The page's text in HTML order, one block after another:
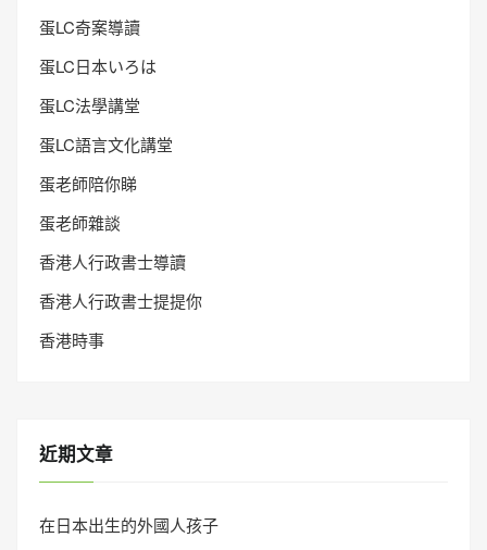
蛋LC奇案導讀
蛋LC日本いろは
蛋LC法學講堂
蛋LC語言文化講堂
蛋老師陪你睇
蛋老師雜談
香港人行政書士導讀
香港人行政書士提提你
香港時事
近期文章
在日本出生的外國人孩子